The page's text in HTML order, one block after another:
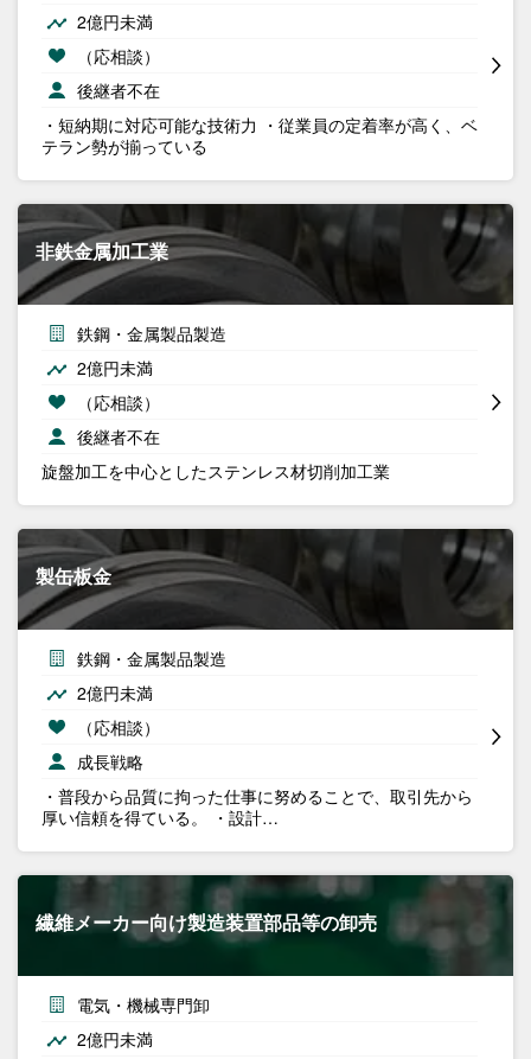
2億円未満
（応相談）
後継者不在
・短納期に対応可能な技術力 ・従業員の定着率が高く、ベ
テラン勢が揃っている
非鉄金属加工業
鉄鋼・金属製品製造
2億円未満
（応相談）
後継者不在
旋盤加工を中心としたステンレス材切削加工業
製缶板金
鉄鋼・金属製品製造
2億円未満
（応相談）
成長戦略
・普段から品質に拘った仕事に努めることで、取引先から
厚い信頼を得ている。 ・設計…
繊維メーカー向け製造装置部品等の卸売
電気・機械専門卸
2億円未満